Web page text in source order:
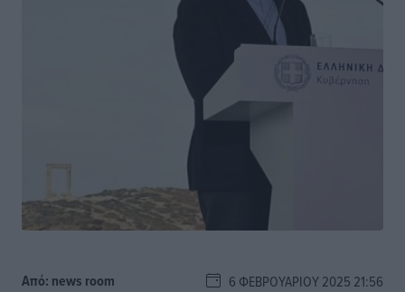
Από: news room 6 ΦΕΒΡΟΥΑΡΊΟΥ 2025 21:56